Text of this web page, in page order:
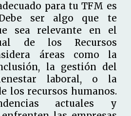
para tu TFM es
ser algo que te
sea relevante en el
de los Recursos
áreas como la
la gestión del
laboral, o la
los recursos humanos.
actuales y